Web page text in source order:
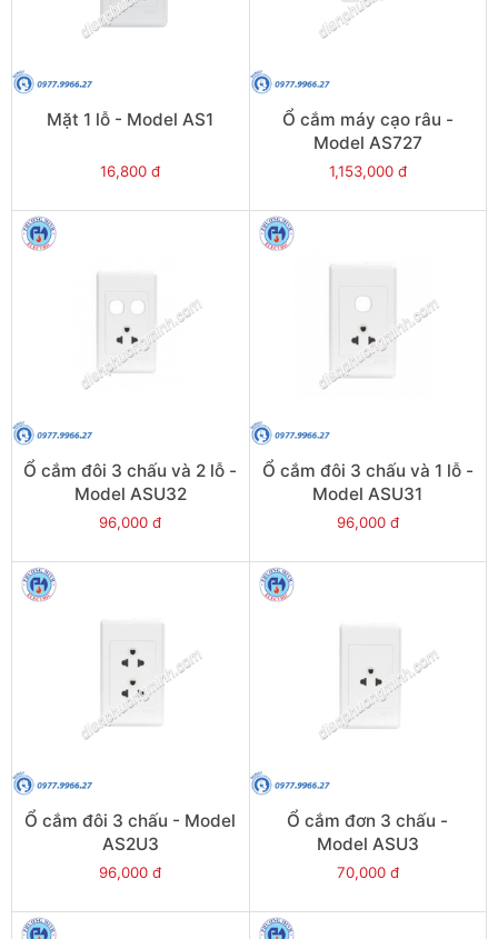
Mặt 1 lỗ - Model AS1
16,800 đ
Ổ cắm máy cạo râu -
Model AS727
1,153,000 đ
Ổ cắm đôi 3 chấu và 2 lỗ -
Model ASU32
96,000 đ
Ổ cắm đôi 3 chấu và 1 lỗ -
Model ASU31
96,000 đ
Ổ cắm đôi 3 chấu - Model
AS2U3
96,000 đ
Ổ cắm đơn 3 chấu -
Model ASU3
70,000 đ